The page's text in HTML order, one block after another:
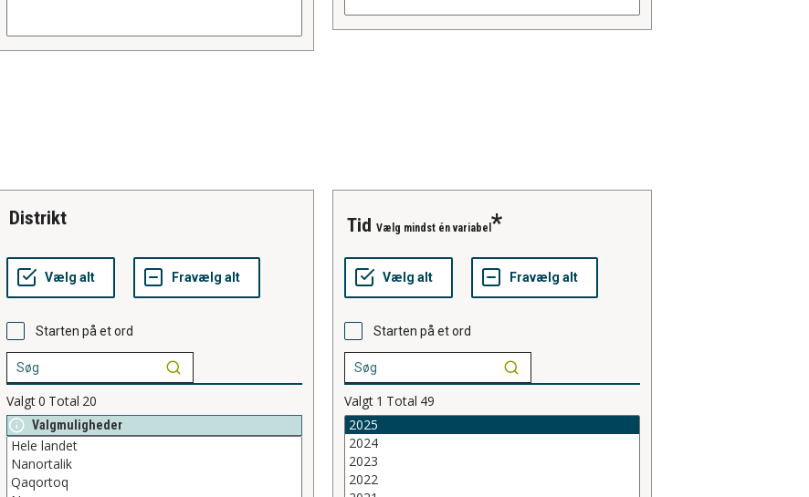
distrikt
Starten på et ord
Valgt0 Total 20
Valgmuligheder
tid Vælg mindst én variabel
Starten på et ord
Valgt 1 Total 49